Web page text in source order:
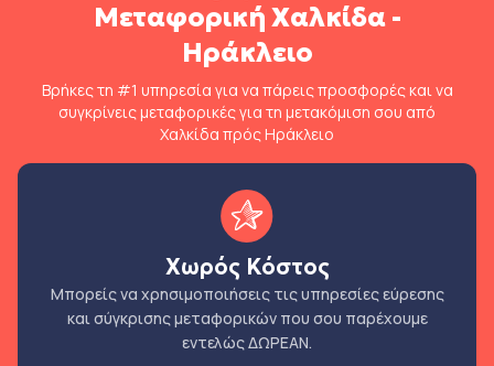
Μεταφορική Χαλκίδα -
Ηράκλειο
Βρήκες τη #1 υπηρεσία για να πάρεις προσφορές και να
συγκρίνεις μεταφορικές για τη μετακόμιση σου από
Χαλκίδα πρός Ηράκλειο
Χωρός Κόστος
Μπορείς να χρησιμοποιήσεις τις υπηρεσίες εύρεσης
και σύγκρισης μεταφορικών που σου παρέχουμε
εντελώς ΔΩΡΕΑΝ.